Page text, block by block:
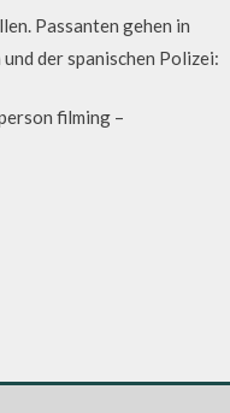
Passanten gehen in
der spanischen Polizei:
filming –